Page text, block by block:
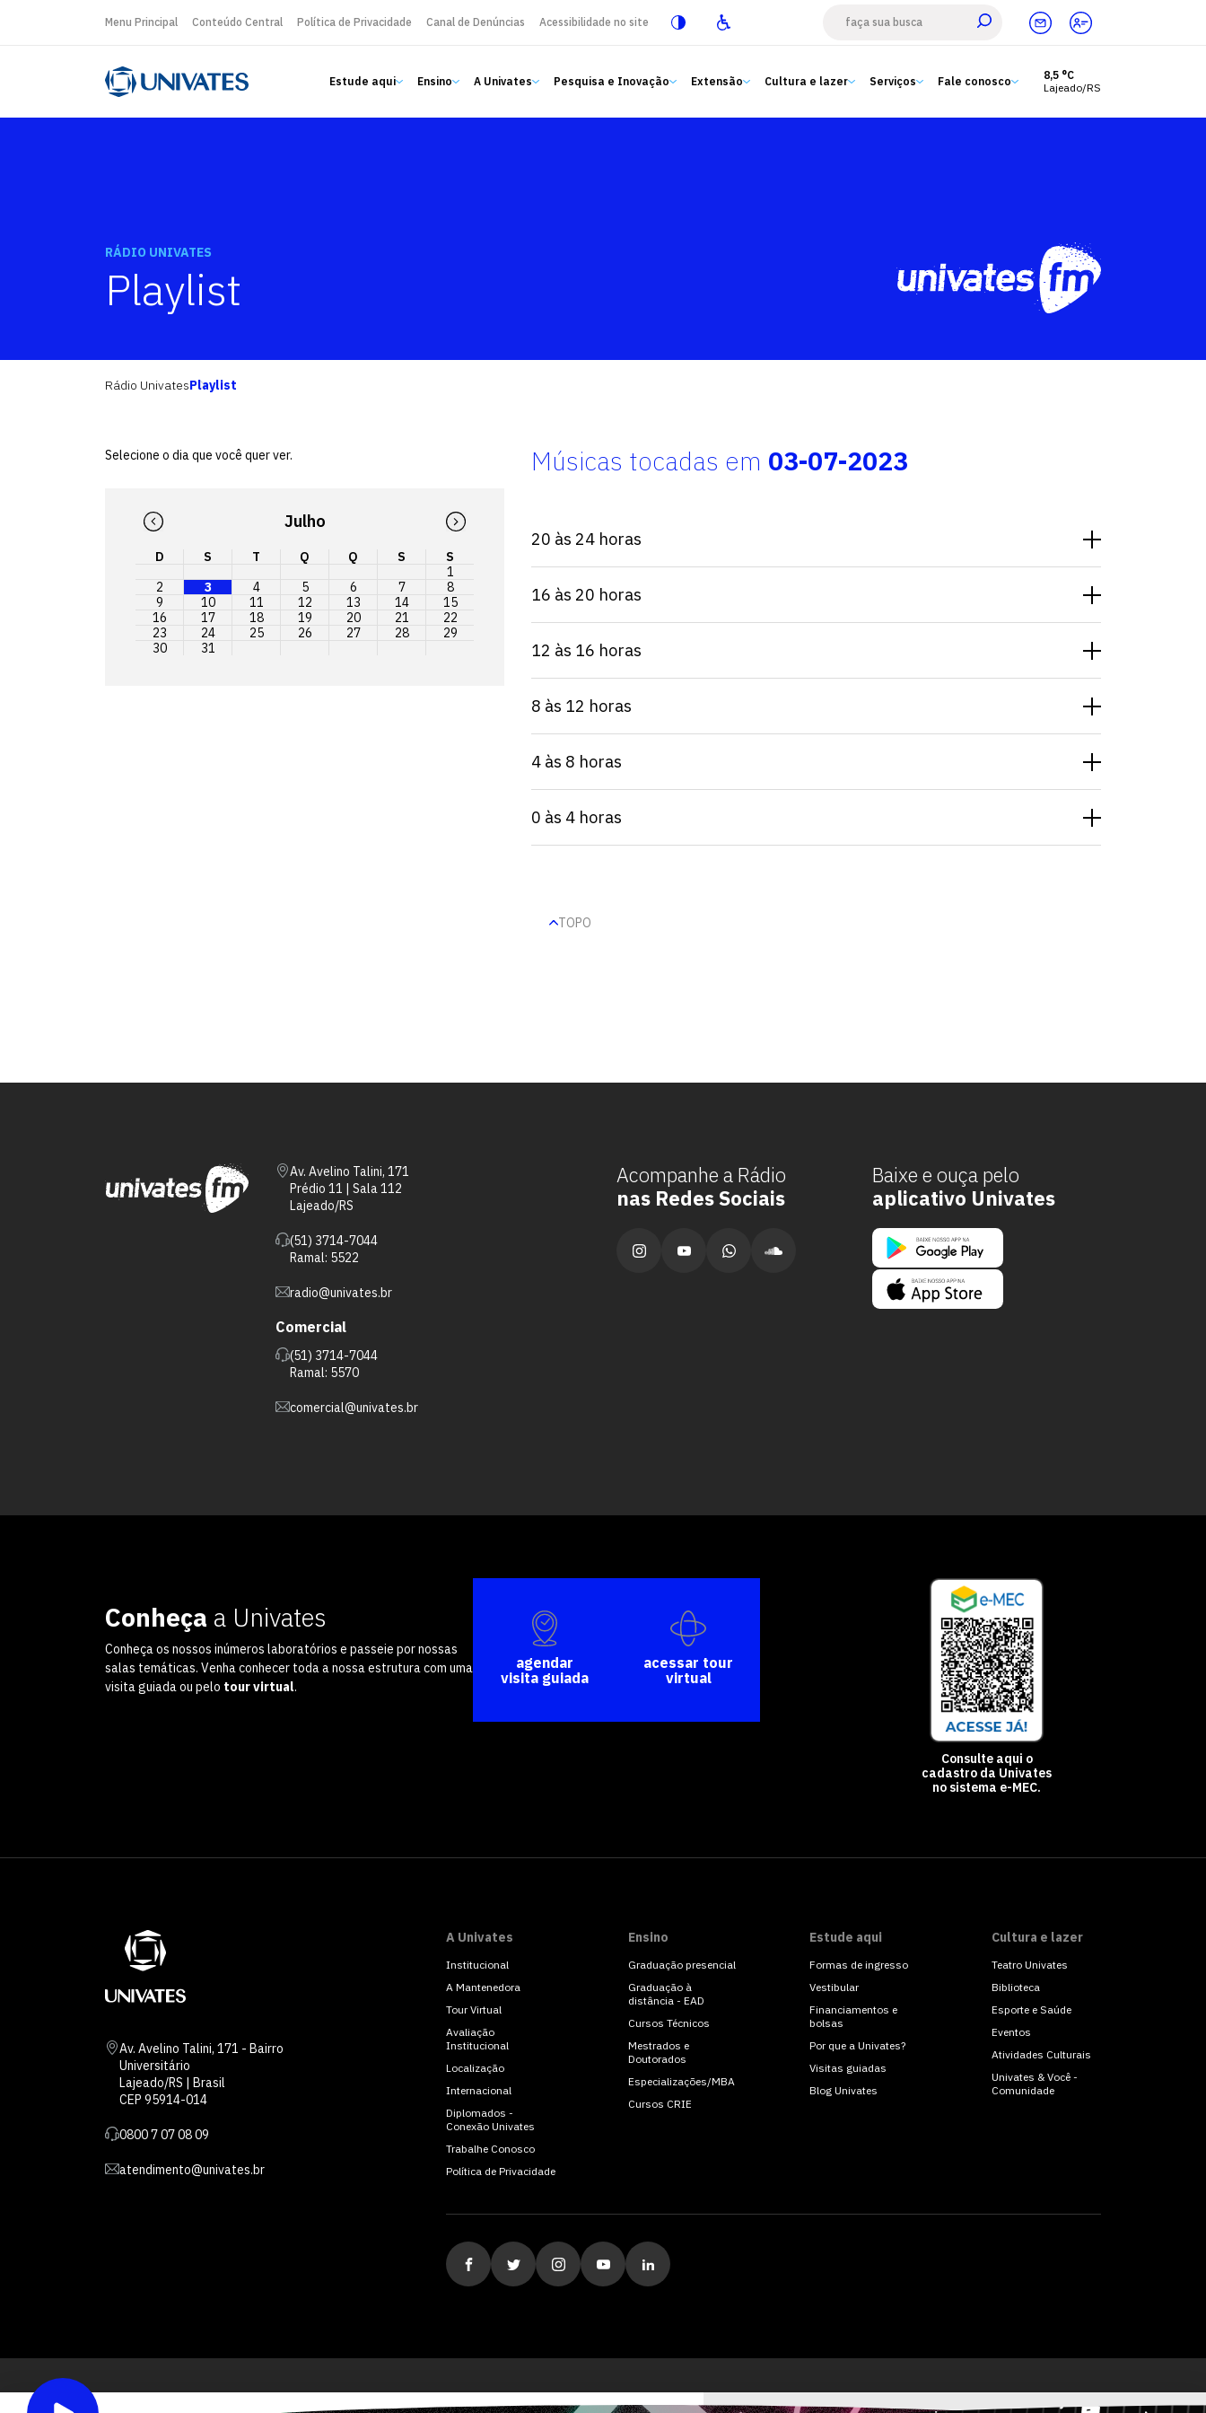
Menu Principal Conteúdo Central Política de Privacidade Canal de Denúncias Acessibilidade no site
Estude aqui Ensino A Univates Pesquisa e Inovação Extensão Cultura e lazer Serviços Fale conosco
8,5 °C
Lajeado/RS
Estude aqui
Extensão
RÁDIO UNIVATES
Playlist
Rádio UnivatesPlaylist
Selecione o dia que você quer ver.
Julho
D S T Q Q S
S
1
2
3 4 5 6 7
8
9
10 11 12 13 14
15
16
17 18 19 20 21
22
23
24 25 26 27 28
29
30
31
Músicas tocadas em 03-07-2023
20 às 24 horas
16 às 20 horas
12 às 16 horas
8 às 12 horas
4 às 8 horas
0 às 4 horas
TOPO
Av. Avelino Talini, 171
Prédio 11 | Sala 112
Lajeado/RS
(51) 3714-7044
Ramal: 5522
radio@univates.br
Comercial
(51) 3714-7044
Ramal: 5570
comercial@univates.br
Acompanhe a Rádio
nas Redes Sociais
Baixe e ouça pelo
aplicativo Univates
Conheça a Univates
Conheça os nossos inúmeros laboratórios e passeie por nossas
salas temáticas. Venha conhecer toda a nossa estrutura com uma
visita guiada ou pelo tour virtual.
agendar
visita guiada
acessar tour
virtual
Consulte aqui o
cadastro da Univates
no sistema e-MEC.
Av. Avelino Talini, 171 - Bairro
Universitário
Lajeado/RS | Brasil
CEP 95914-014
0800 7 07 08 09
atendimento@univates.br
A Univates
Institucional
A Mantenedora
Tour Virtual
Avaliação
Institucional
Localização
Internacional
Diplomados -
Conexão Univates
Trabalhe Conosco
Política de Privacidade
Ensino
Graduação presencial
Graduação à
distância - EAD
Cursos Técnicos
Mestrados e
Doutorados
Especializações/MBA
Cursos CRIE
Estude aqui
Formas de ingresso
Vestibular
Financiamentos e
bolsas
Por que a Univates?
Visitas guiadas
Blog Univates
Cultura e lazer
Teatro Univates
Biblioteca
Esporte e Saúde
Eventos
Atividades Culturais
Univates & Você -
Comunidade